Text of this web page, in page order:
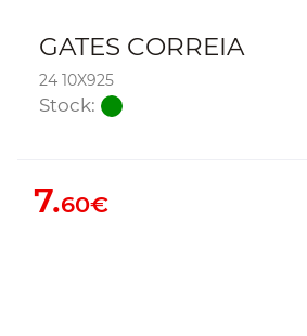
GATES CORREIA
24 10X925
Stock:
7.60€